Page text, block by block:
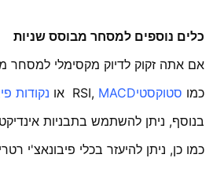
כלים נוספים למסחר מבוסס שניות
אם אתה זקוק לדיוק מקסימלי למסחר
כמו סטוקסטי RSI, MACD או נקודות
בנוסף, ניתן להשתמש בתבניות
כמו כן, ניתן להיעזר בכלי פיבונאצ'י